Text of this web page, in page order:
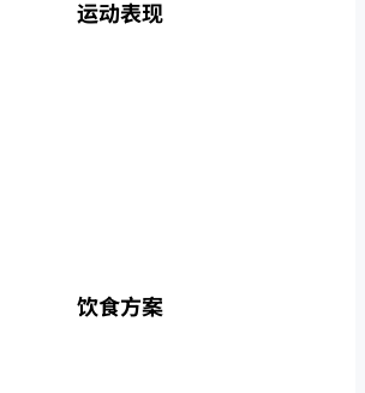
运动表现
饮食方案